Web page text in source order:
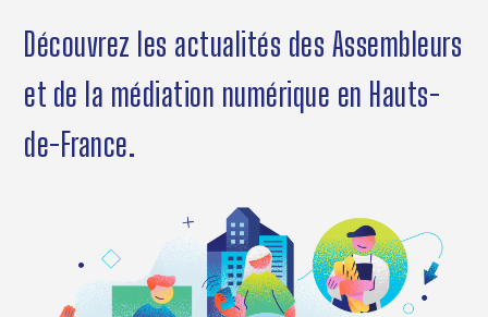
MISSIONS
SUR LE TERRAIN
Découvrez les actualités des Assembleurs
et de la médiation numérique en Hauts-
de-France.